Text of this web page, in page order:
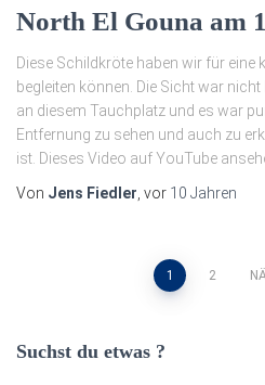
North El Gouna am
Diese Schildkröte haben wir für eine
begleiten können. Die Sicht war
an diesem Tauchplatz und es war
Entfernung zu sehen und auch zu
ist. Dieses Video auf YouTube
Von Jens Fiedler, vor 10 Jahren
1 2
Suchst du etwas ?